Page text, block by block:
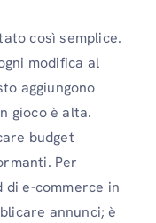
così semplice.
modifica al
aggiungono
gioco è alta.
budget
Per
di e-commerce in
annunci; è